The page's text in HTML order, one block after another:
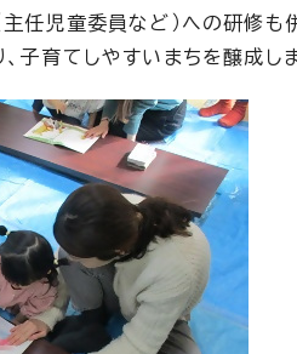
主任児童委員など）への研修
子育てしやすいまちを醸成しま